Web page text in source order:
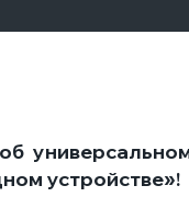
устройстве»!